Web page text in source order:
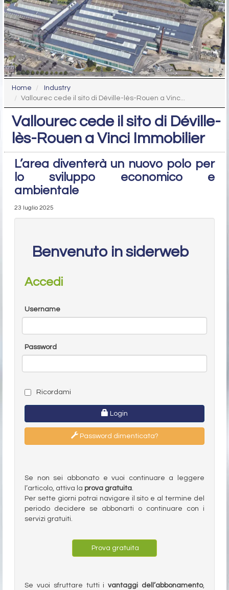
Home
Industry
Vallourec cede il sito di Déville-lès-Rouen a Vinc...
Vallourec cede il sito di Déville-
lès-Rouen a Vinci Immobilier
L’area diventerà un nuovo polo per
lo sviluppo economico e
ambientale
23 luglio 2025
Benvenuto in siderweb
Accedi
Username
Password
Ricordami
Login
Password dimenticata?
Se non sei abbonato e vuoi continuare a leggere
l’articolo, attiva la prova gratuita.
Per sette giorni potrai navigare il sito e al termine del
periodo decidere se abbonarti o continuare con i
servizi gratuiti.
Prova gratuita
Se vuoi sfruttare tutti ivantaggi dell’abbonamento,